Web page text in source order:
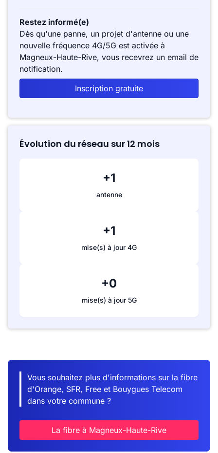
Restez informé(e)
Dès qu'une panne, un projet d'antenne ou une
nouvelle fréquence 4G/5G est activée à
Magneux-Haute-Rive, vous recevrez un email de
notification.
Inscription gratuite
Évolution du réseau sur 12 mois
+1
antenne
+1
mise(s) à jour 4G
+0
mise(s) à jour 5G
Vous souhaitez plus d'informations sur la fibre
d'Orange, SFR, Free et Bouygues Telecom
dans votre commune ?
La fibre à Magneux-Haute-Rive